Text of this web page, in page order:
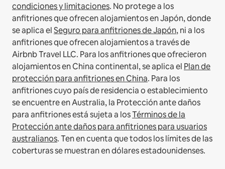
condiciones y limitaciones. No protege a los
anfitriones que ofrecen alojamientos en Japón, donde
se aplica elSeguro para anfitriones de Japón, ni a los
anfitriones que ofrecen alojamientos a través de
Airbnb Travel LLC. Para los anfitriones que ofrecieron
alojamientos en China continental, se aplica el Plan de
protección para anfitriones en China. Para los
anfitriones cuyo país de residencia o establecimiento
se encuentre en Australia, la Protección ante daños
para anfitriones está sujeta a losTérminos de la
Protección ante daños para anfitriones para usuarios
australianos. Ten en cuenta que todos los límites de las
coberturas se muestran en dólares estadounidenses.